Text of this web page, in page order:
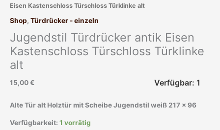
Eisen Kastenschloss Türschloss Türklinke alt
Shop, Türdrücker - einzeln
Jugendstil Türdrücker antik Eisen
Kastenschloss Türschloss Türklinke
alt
15,00€ Verfügbar: 1
Alte Tür alt Holztür mit Scheibe Jugendstil weiß 217 x 96
Verfügbarkeit: 1 vorrätig
Menge